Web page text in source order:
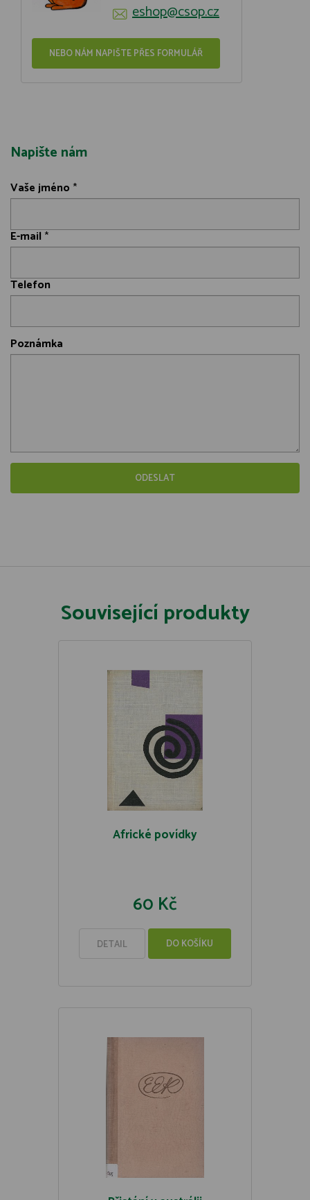
eshop@csop.cz
NEBO NÁM NAPIŠTE PŘES FORMULÁŘ
Napište nám
Vaše jméno *
E-mail *
Telefon
Poznámka
Související produkty
Africké povídky
60 Kč
DETAIL DO KOŠÍKU